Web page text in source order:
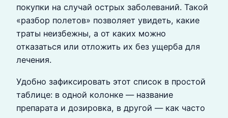
покупки на случай острых заболеваний. Такой
«разбор полетов» позволяет увидеть, какие
траты неизбежны, а от каких можно
отказаться или отложить их без ущерба для
лечения.
Удобно зафиксировать этот список в простой
таблице: в одной колонке — название
препарата и дозировка, в другой — как часто